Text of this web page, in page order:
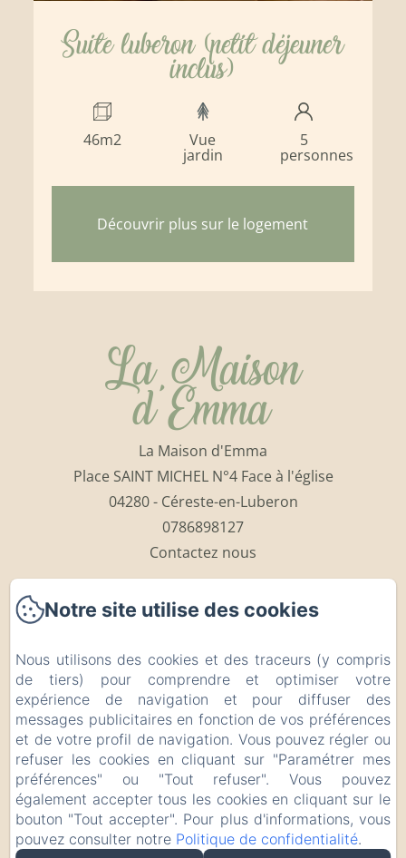
Suite luberon (petit déjeuner
inclus)
46m2 Vue
jardin
5
personnes
Découvrir plus sur le logement
La Maison
d'Emma
La Maison d'Emma
Place SAINT MICHEL N°4 Face à l'église
04280 - Céreste-en-Luberon
0786898127
Contactez nous
Les chambres
Le Luberon
Centres d'intérêt
Contact
Mentions légales
Mentions légales
Notre site utilise des cookies
Nous utilisons des cookies et des traceurs (y compris
de tiers) pour comprendre et optimiser votre
expérience de navigation et pour diffuser des
messages publicitaires en fonction de vos préférences
et de votre profil de navigation. Vous pouvez régler ou
refuser les cookies en cliquant sur "Paramétrer mes
préférences" ou "Tout refuser". Vous pouvez
également accepter tous les cookies en cliquant sur le
bouton "Tout accepter". Pour plus d'informations, vous
pouvez consulter notre Politique de confidentialité.